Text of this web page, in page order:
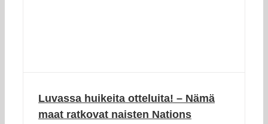
Luvassa huikeita otteluita! – Nämä
maat ratkovat naisten Nations